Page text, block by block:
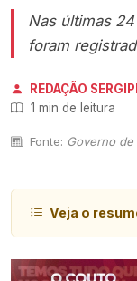
Nas últimas
foram
REDAÇÃO
1 min de leitura
Fonte: Governo de
Veja o